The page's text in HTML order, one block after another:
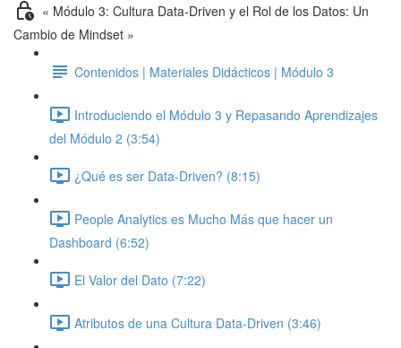
« Módulo 3: Cultura Data-Driven y el Rol de los Datos: Un
Cambio de Mindset »
Contenidos | Materiales Didácticos | Módulo 3
Introduciendo el Módulo 3 y Repasando Aprendizajes
del Módulo 2 (3:54)
¿Qué es ser Data-Driven? (8:15)
People Analytics es Mucho Más que hacer un
Dashboard (6:52)
El Valor del Dato (7:22)
Atributos de una Cultura Data-Driven (3:46)